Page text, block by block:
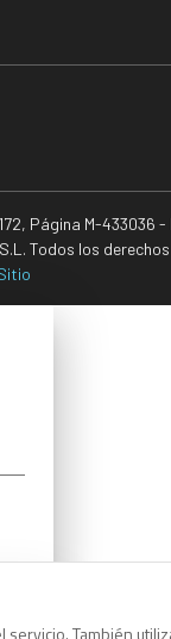
También
Página M-
Todos los